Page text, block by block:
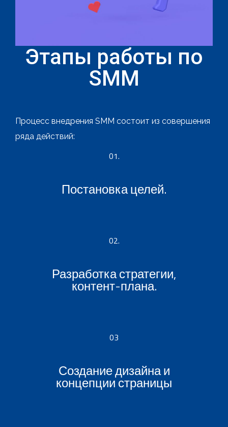
Этапы работы по
SMM
Процесс внедрения SMM состоит из совершения
ряда действий:
01.
Постановка целей.
02.
Разработка стратегии,
контент-плана.
03
Создание дизайна и
концепции страницы